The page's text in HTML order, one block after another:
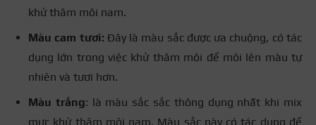
khử thâm môi nam.
Màu cam tươi: Đây là màu sắc được ưa chuộng, có tác
dụng lớn trong việc khử thâm môi để môi lên màu tự
nhiên và tươi hơn.
Màu trắng: là màu sắc sắc thông dụng nhất khi mix
mực khử thâm môi nam. Màu sắc này có tác dụng để